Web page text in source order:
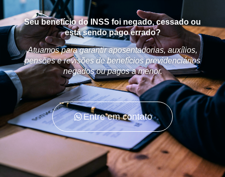
Seu benefício do INSS foi negado, cessado ou
está sendo pago errado?
Atuamos para garantir aposentadorias, auxílios,
pensões e revisões de benefícios previdenciários
negados ou pagos a menor.
Entre em contato